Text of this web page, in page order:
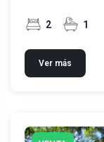
2 1
Ver más